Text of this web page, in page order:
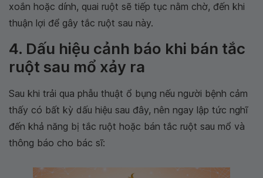
xoắn hoặc dính, quai ruột sẽ tiếp tục nằm chờ, đến khi
thuận lợi để gây tắc ruột sau này.
4. Dấu hiệu cảnh báo khi bán tắc
ruột sau mổ xảy ra
Sau khi trải qua phẫu thuật ổ bụng nếu người bệnh cảm
thấy có bất kỳ dấu hiệu sau đây, nên ngay lập tức nghĩ
đến khả năng bị tắc ruột hoặc bán tắc ruột sau mổ và
thông báo cho bác sĩ: